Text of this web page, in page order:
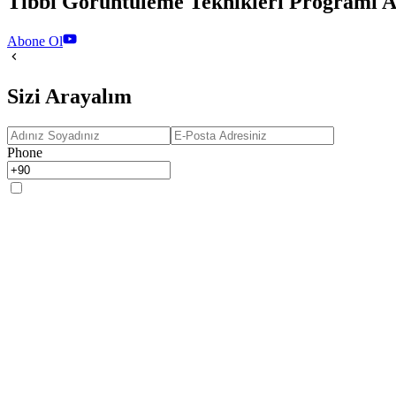
Abone Ol
Sizi Arayalım
Phone